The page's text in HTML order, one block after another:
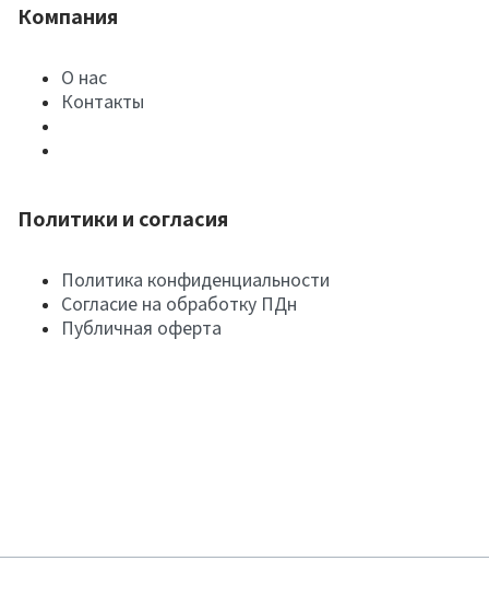
Компания
О нас
Контакты
Политики и согласия
Политика конфиденциальности
Согласие на обработку ПДн
Публичная оферта